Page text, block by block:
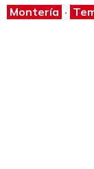
Montería ·